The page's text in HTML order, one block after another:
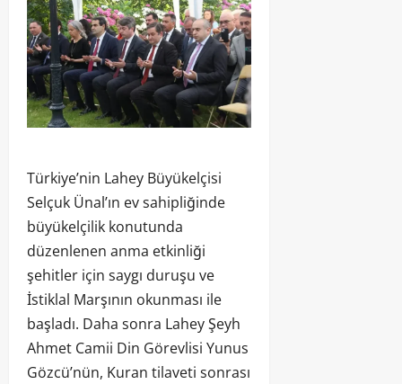
Türkiye’nin Lahey Büyükelçisi
Selçuk Ünal’ın ev sahipliğinde
büyükelçilik konutunda
düzenlenen anma etkinliği
şehitler için saygı duruşu ve
İstiklal Marşının okunması ile
başladı. Daha sonra Lahey Şeyh
Ahmet Camii Din Görevlisi Yunus
Gözcü’nün, Kuran tilaveti sonrası